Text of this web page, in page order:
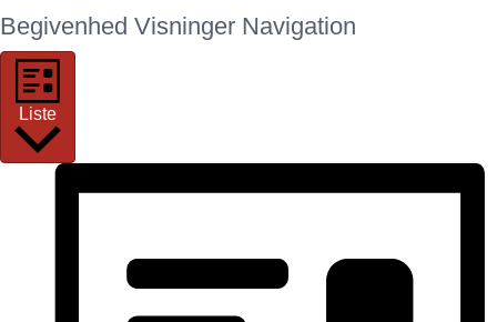
Begivenhed Visninger Navigation
Liste